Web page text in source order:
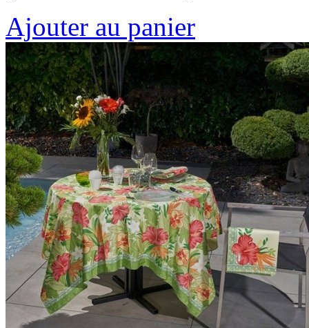
Ajouter au panier